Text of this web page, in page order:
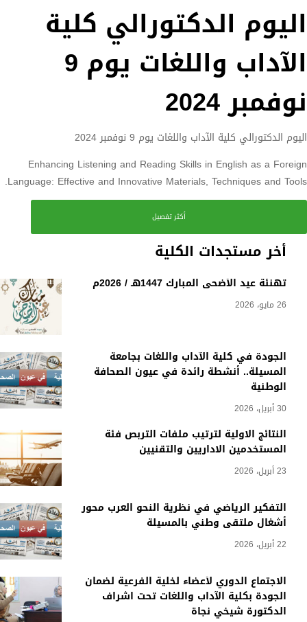
أخر مستجدات الكلية
تهنئة عيد الأضحى المبارك 1447هـ / 2026م
26 مايو، 2026
الجودة في كلية الآداب واللغات بجامعة
المسيلة.. أنشطة رائدة في عيون الصحافة
الوطنية
30 أبريل، 2026
النتائج الاولية لترتيب ملفات التربص فئة
المستخدمين الاداريين والتقنيين
23 أبريل، 2026
التفكير الرياضي في نظرية النحو العرب محور
أشغال ملتقى وطني بالمسيلة
22 أبريل، 2026
الاجتماع الدوري لأعضاء لخلية الفرعية لضمان
الجودة بكلية الآداب واللغات تحت اشراف
الدكتورة شيخي نجاة
اليوم الدكتورالي كلية
الآداب واللغات يوم 9
نوفمبر 2024
اليوم الدكتورالي كلية الآداب واللغات يوم 9 نوفمبر 2024
Enhancing Listening and Reading Skills in English as a Foreign
Language: Effective and Innovative Materials, Techniques and Tools.
أكثر تفصيل